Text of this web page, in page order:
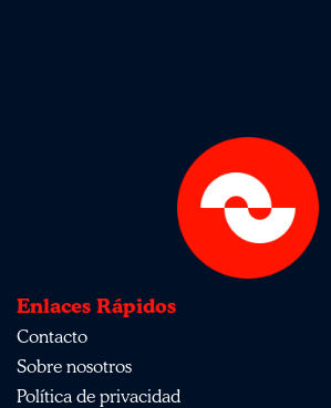
Enlaces Rápidos
Contacto
Sobre nosotros
Política de privacidad